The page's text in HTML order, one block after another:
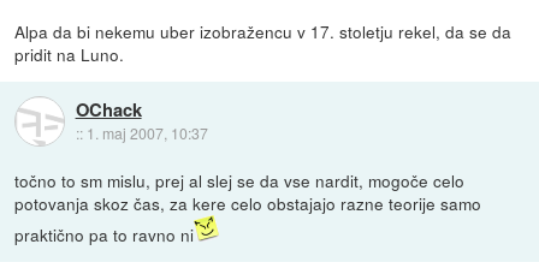
Alpa da bi nekemu uber izobražencu v 17. stoletju rekel, da se da
pridit na Luno.
OChack
:: 1. maj 2007, 10:37
točno to sm mislu, prej al slej se da vse nardit, mogoče celo
potovanja skoz čas, za kere celo obstajajo razne teorije samo
praktično pa to ravno ni